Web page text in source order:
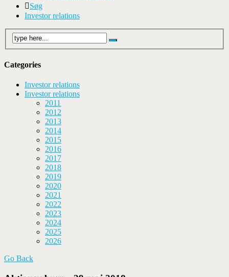
Søg
Investor relations
Categories
Investor relations
Investor relations
2011
2012
2013
2014
2015
2016
2017
2018
2019
2020
2021
2022
2023
2024
2025
2026
Go Back